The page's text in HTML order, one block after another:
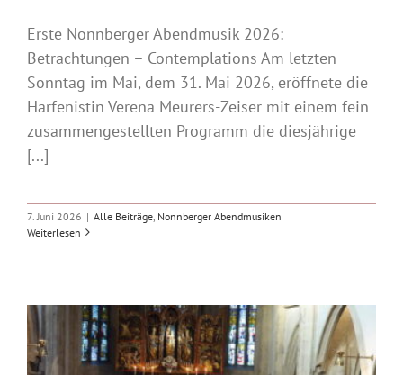
Erste Nonnberger Abendmusik 2026:
Betrachtungen – Contemplations Am letzten
Sonntag im Mai, dem 31. Mai 2026, eröffnete die
Harfenistin Verena Meurers-Zeiser mit einem fein
zusammengestellten Programm die diesjährige
[...]
7. Juni 2026 | Alle Beiträge Nonnberger Abendmusiken
Weiterlesen